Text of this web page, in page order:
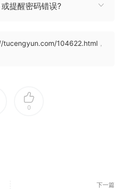
提醒密码错误?
tucengyun.com/104622.html ，
0
下一篇